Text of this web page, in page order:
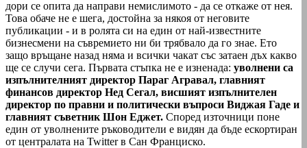
дори се опита да направи немислимото - да се откаже от нея.
Това обаче не е шега, достойна за някоя от неговите
публикации - и в ролята си на един от най-известните
бизнесмени на съвремието ни би трябвало да го знае. Ето
защо връщане назад няма и всички чакат със затаен дъх какво
ще се случи сега. Първата стъпка не е изненада: уволнени са
изпълнителният директор Параг Агравал, главният
финансов директор Нед Сегал, висшият изпълнителен
директор по правни и политически въпроси Виджая Гаде и
главният съветник Шон Еджет. Според източници поне
един от уволнените ръководители е видян да бъде ескортиран
от централата на Twitter в Сан Франциско.